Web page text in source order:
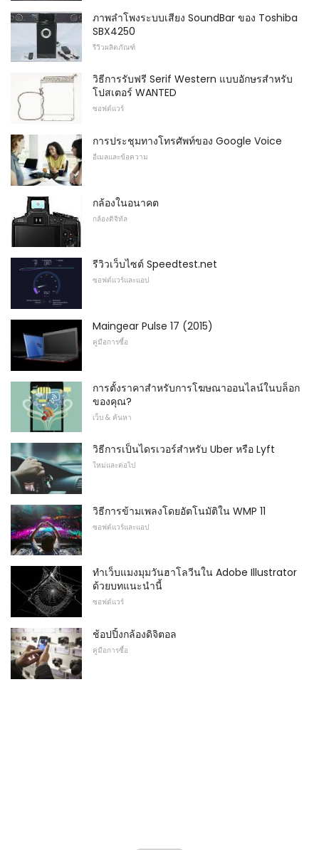
ภาพลำโพงระบบเสียง SoundBar ของ Toshiba
SBX4250
รีวิวผลิตภัณฑ์
วิธีการรับฟรี Serif Western แบบอักษรสำหรับ
โปสเตอร์ WANTED
ซอฟต์แวร์
การประชุมทางโทรศัพท์ของ Google Voice
อีเมลและข้อความ
กล้องในอนาคต
กล้องดิจิทัล
รีวิวเว็บไซต์ Speedtest.net
ซอฟต์แวร์และแอป
Maingear Pulse 17 (2015)
คู่มือการซื้อ
การตั้งราคาสำหรับการโฆษณาออนไลน์ในบล็อก
ของคุณ?
เว็บ & ค้นหา
วิธีการเป็นไดรเวอร์สำหรับ Uber หรือ Lyft
ใหม่และต่อไป
วิธีการข้ามเพลงโดยอัตโนมัติใน WMP 11
ซอฟต์แวร์และแอป
ทำเว็บแมงมุมวันฮาโลวีนใน Adobe Illustrator
ด้วยบทแนะนำนี้
ซอฟต์แวร์
ช้อปปิ้งกล้องดิจิตอล
คู่มือการซื้อ